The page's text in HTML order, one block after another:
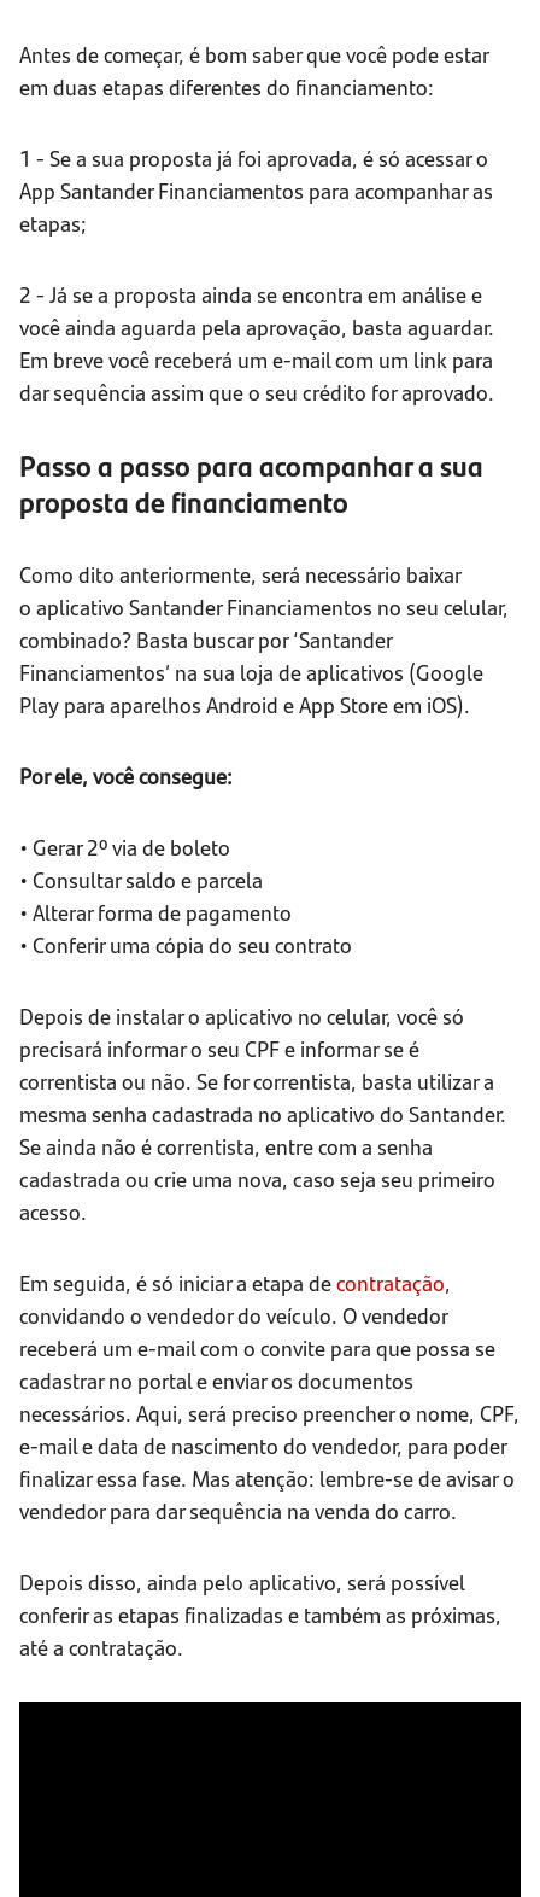
Antes de começar, é bom saber que você pode estar
em duas etapas diferentes do financiamento:
1 - Se a sua proposta já foi aprovada, é só acessar o
App Santander Financiamentos para acompanhar as
etapas;
2 - Já se a proposta ainda se encontra em análise e
você ainda aguarda pela aprovação, basta aguardar.
Em breve você receberá um e-mail com um link para
dar sequência assim que o seu crédito for aprovado.
Passo a passo para acompanhar a sua
proposta de financiamento
Como dito anteriormente, será necessário baixar
o aplicativo Santander Financiamentos no seu celular,
combinado? Basta buscar por ‘Santander
Financiamentos’ na sua loja de aplicativos (Google
Play para aparelhos Android e App Store em iOS).
Por ele, você consegue:
• Gerar 2º via de boleto
• Consultar saldo e parcela
• Alterar forma de pagamento
• Conferir uma cópia do seu contrato
Depois de instalar o aplicativo no celular, você só
precisará informar o seu CPF e informar se é
correntista ou não. Se for correntista, basta utilizar a
mesma senha cadastrada no aplicativo do Santander.
Se ainda não é correntista, entre com a senha
cadastrada ou crie uma nova, caso seja seu primeiro
acesso.
Em seguida, é só iniciar a etapa decontratação,
convidando o vendedor do veículo. O vendedor
receberá um e-mail com o convite para que possa se
cadastrar no portal e enviar os documentos
necessários. Aqui, será preciso preencher o nome, CPF,
e-mail e data de nascimento do vendedor, para poder
finalizar essa fase. Mas atenção: lembre-se de avisar o
vendedor para dar sequência na venda do carro.
Depois disso, ainda pelo aplicativo, será possível
conferir as etapas finalizadas e também as próximas,
até a contratação.